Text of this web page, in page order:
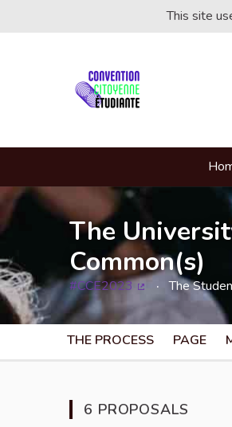
This site
The
Common(s)
#CCE2023
(External link)
The
THE PROCESS PAGE
6 PROPOSALS